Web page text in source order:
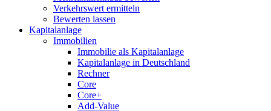
Verkehrswert ermitteln
Bewerten lassen
Kapitalanlage
Immobilien
Immobilie als Kapitalanlage
Kapitalanlage in Deutschland
Rechner
Core
Core+
Add-Value